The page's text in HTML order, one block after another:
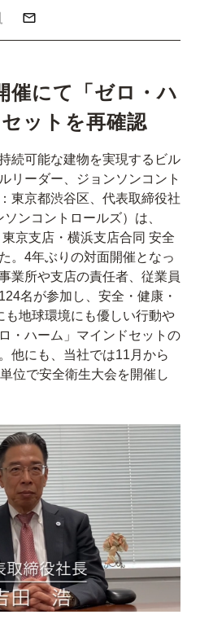
催にて「ゼロ・ハ
ットを再確認
続可能な建物を実現するビル
リーダー、ジョンソンコント
東京都渋谷区、代表取締役社
ンコントロールズ）は、
京支店・横浜支店合同 安全
。4年ぶりの対面開催となっ
業所や支店の責任者、従業員
名が参加し、安全・健康・
地球環境にも優しい行動や
・ハーム」マインドセットの
他にも、当社では11月から
位で安全衛生大会を開催し